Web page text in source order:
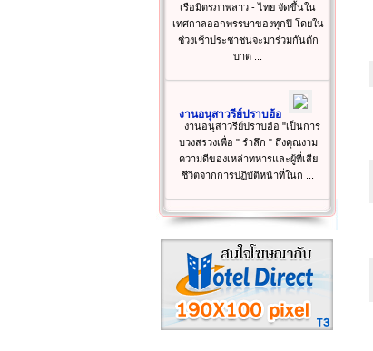
เรือมิตรภาพลาว - ไทย จัดขึ้นใน
เทศกาลออกพรรษาของทุกปี โดยใน
ช่วงเช้าประชาชนจะมาร่วมกันตัก
บาต ...
งานอนุสาวรีย์ปราบฮ้อ
งานอนุสาวรีย์ปราบฮ้อ "เป็นการ
บวงสรวงเพื่อ " รำลึก " ถึงคุณงาม
ความดีของเหล่าทหารและผู้ที่เสีย
ชีวิตจากการปฏิบัติหน้าที่ในก ...